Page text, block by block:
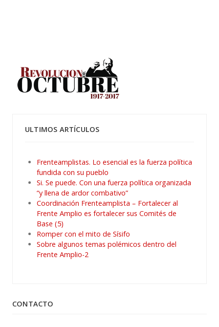
ULTIMOS ARTÍCULOS
Frenteamplistas. Lo esencial es la fuerza política
fundida con su pueblo
Si. Se puede. Con una fuerza política organizada
“y llena de ardor combativo”
Coordinación Frenteamplista – Fortalecer al
Frente Amplio es fortalecer sus Comités de
Base (5)
Romper con el mito de Sísifo
Sobre algunos temas polémicos dentro del
Frente Amplio-2
CONTACTO